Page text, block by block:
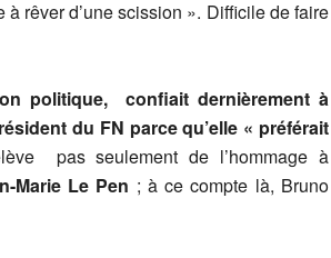
à rêver d’une scission ». Difficile de faire
politique, confiait dernièrement à
du FN parce qu’elle « préférait
pas seulement de l’hommage à
Marie Le Pen ; à ce compte là, Bruno